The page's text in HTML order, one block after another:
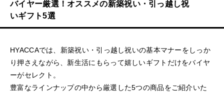
バイヤー厳選！オススメの新築祝い・引っ越し祝
いギフト5選
HYACCAでは、新築祝い・引っ越し祝いの基本マナーをしっか
り押さえながら、新生活にもらって嬉しいギフトだけをバイヤ
ーがセレクト。
豊富なラインナップの中から厳選した5つの商品をご紹介いた